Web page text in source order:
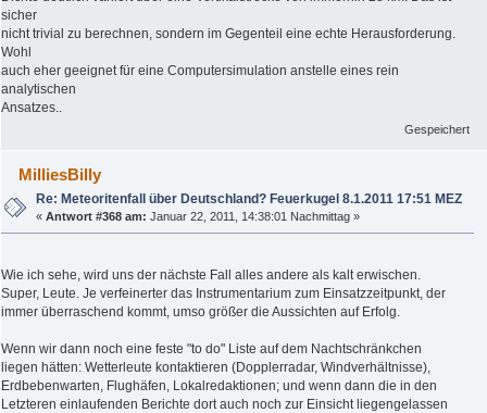
sicher
nicht trivial zu berechnen, sondern im Gegenteil eine echte Herausforderung.
Wohl
auch eher geeignet für eine Computersimulation anstelle eines rein
analytischen
Ansatzes..
Gespeichert
MilliesBilly
Re: Meteoritenfall über Deutschland? Feuerkugel 8.1.2011 17:51 MEZ
«Antwort #368 am: Januar 22, 2011, 14:38:01 Nachmittag »
Wie ich sehe, wird uns der nächste Fall alles andere als kalt erwischen.
Super, Leute. Je verfeinerter das Instrumentarium zum Einsatzzeitpunkt, der
immer überraschend kommt, umso größer die Aussichten auf Erfolg.
Wenn wir dann noch eine feste "to do" Liste auf dem Nachtschränkchen
liegen hätten: Wetterleute kontaktieren (Dopplerradar, Windverhältnisse),
Erdbebenwarten, Flughäfen, Lokalredaktionen; und wenn dann die in den
Letzteren einlaufenden Berichte dort auch noch zur Einsicht liegengelassen